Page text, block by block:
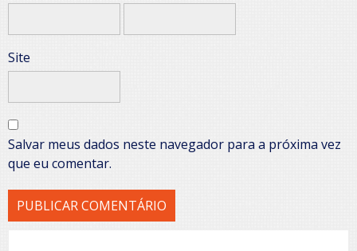
Site
Salvar meus dados neste navegador para a próxima vez
que eu comentar.